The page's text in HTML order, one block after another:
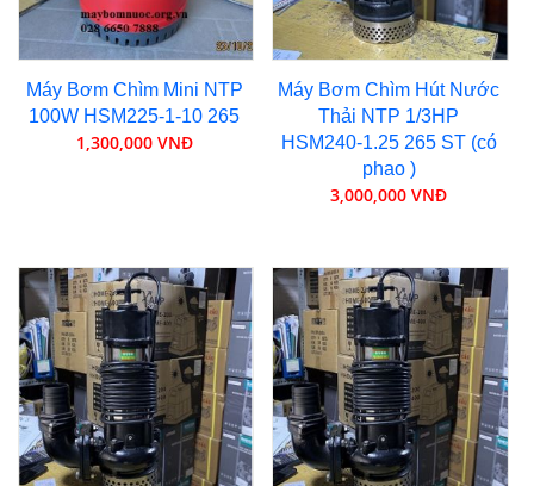
Máy Bơm Chìm Mini NTP
100W HSM225-1-10 265
1,300,000 VNĐ
Máy Bơm Chìm Hút Nước
Thải NTP 1/3HP
HSM240-1.25 265 ST (có
phao )
3,000,000 VNĐ